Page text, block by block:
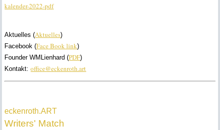
kalender-2022-pdf
Aktuelles (Aktuelles)
Facebook (Face Book link)
Founder WMLienhard (PDF)
Kontakt:office@eckenroth.art
eckenroth.ART
Writers' Match